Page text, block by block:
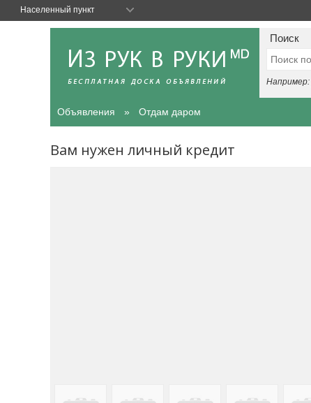
Поиск
Например:
Объявления Отдам даром
Вам нужен личный кредит
Населенный пункт